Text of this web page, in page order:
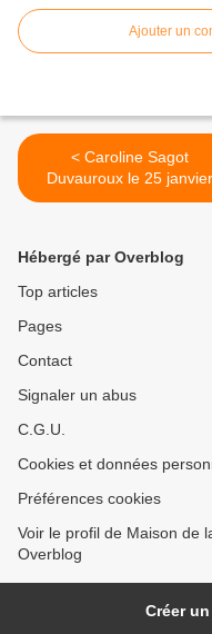
Ajouter un
< Caroline Sagot
Duvauroux le 25 janvier
Hébergé par Overblog
Top articles
Pages
Contact
Signaler un abus
C.G.U.
Cookies et données
Préférences cookies
Voir le profil de Maison de
Overblog
Créer